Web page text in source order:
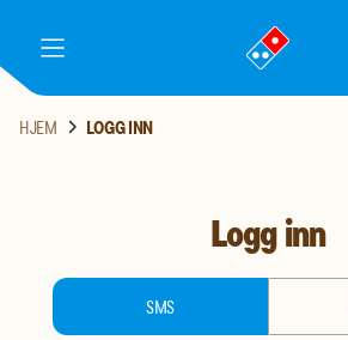
meny
gå
til
landingssiden
HJEM LOGG INN
Logg inn
login-type
SMS